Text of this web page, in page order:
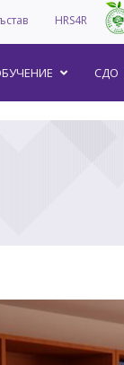
HRS4R
СДО